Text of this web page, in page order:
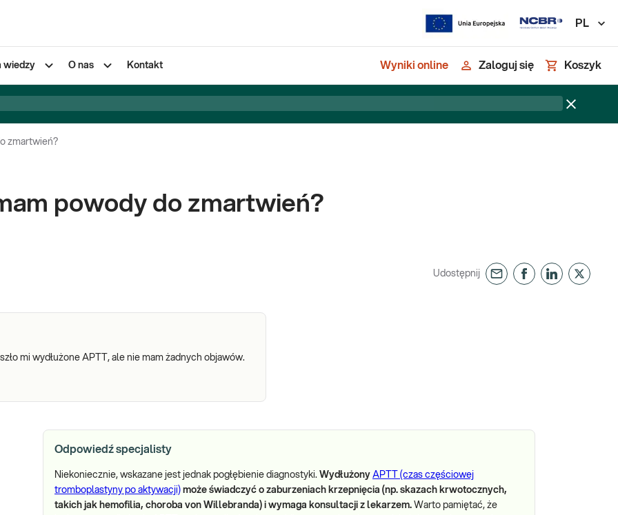
PL
wiedzy O nas Kontakt Wyniki online Zaloguj się Koszyk
zmartwień?
powody do zmartwień?
Udostępnij
mi wydłużone APTT, ale nie mam żadnych objawów.
Odpowiedź specjalisty
Niekoniecznie, wskazane jest jednak pogłębienie diagnostyki. Wydłużony APTT (czas częściowej
tromboplastyny po aktywacji) może świadczyć o zaburzeniach krzepnięcia (np. skazach krwotocznych,
takich jak hemofilia, choroba von Willebranda) i wymaga konsultacji z lekarzem. Warto pamiętać, że